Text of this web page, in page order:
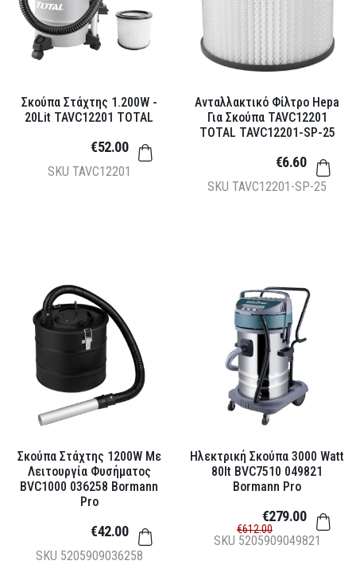
Σκούπα Στάχτης 1.200W -
20Lit TAVC12201 TOTAL
SKU TAVC12201
€52.00
Ανταλλακτικό Φίλτρο Hepa
Για Σκούπα TAVC12201
TOTAL TAVC12201-SP-25
SKU TAVC12201-SP-25
€6.60
Σκούπα Στάχτης 1200W Με
Λειτουργία Φυσήματος
BVC1000 036258 Bormann
Pro
SKU 5205909036258
€42.00
Ηλεκτρική Σκούπα 3000 Watt
80lt BVC7510 049821
Bormann Pro
SKU 5205909049821
€612.00
€279.00